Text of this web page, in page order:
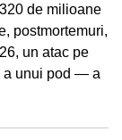
de milioane
postmortemuri,
un atac pe
a unui pod — a